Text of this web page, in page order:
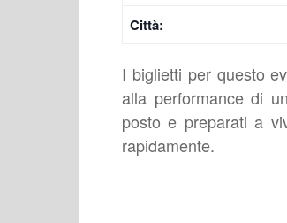
Città:
I biglietti per questo
alla performance di
posto e preparati a
rapidamente.